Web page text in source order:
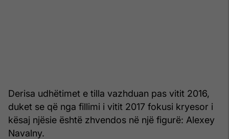
Derisa udhëtimet e tilla vazhduan pas vitit 2016,
duket se që nga fillimi i vitit 2017 fokusi kryesor i
kësaj njësie është zhvendos në një figurë: Alexey
Navalny.